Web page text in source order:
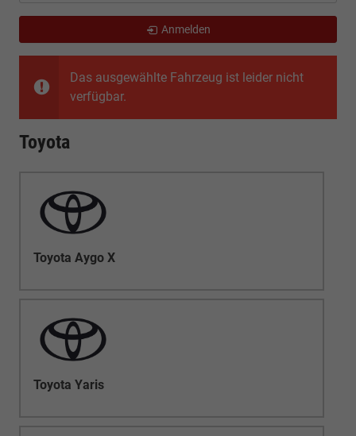
Das ausgewählte Fahrzeug ist leider nicht
verfügbar.
Toyota
Toyota Aygo X
Toyota Yaris
Anmelden